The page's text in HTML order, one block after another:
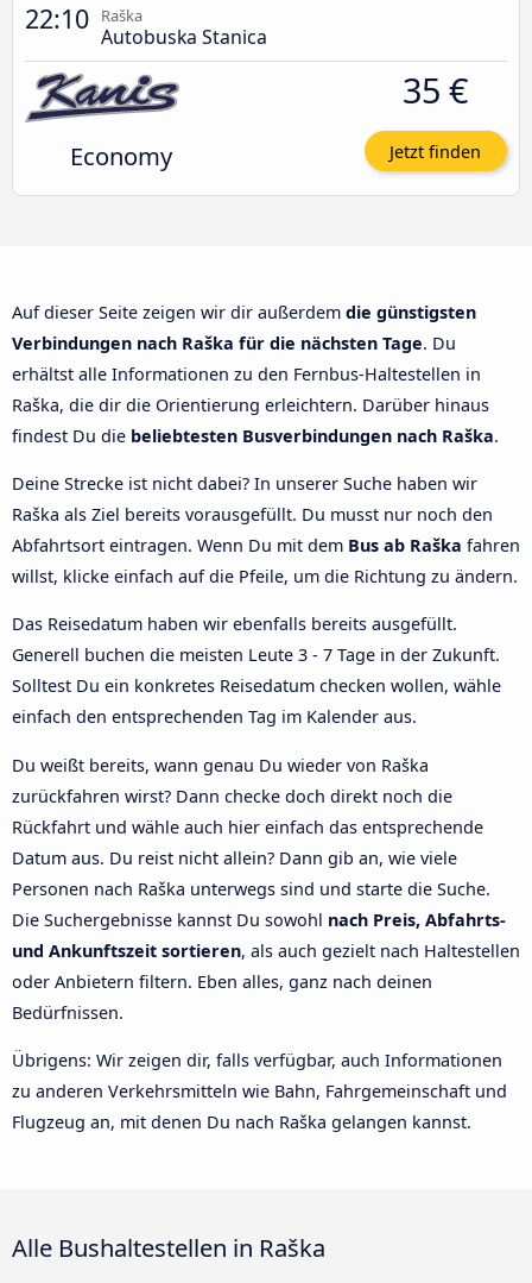
22:10 Raška
Autobuska Stanica
Economy
35 €
Jetzt finden
Auf dieser Seite zeigen wir dir außerdem die günstigsten
Verbindungen nach Raška für die nächsten Tage. Du
erhältst alle Informationen zu den Fernbus-Haltestellen in
Raška, die dir die Orientierung erleichtern. Darüber hinaus
findest Du die beliebtesten Busverbindungen nach Raška.
Deine Strecke ist nicht dabei? In unserer Suche haben wir
Raška als Ziel bereits vorausgefüllt. Du musst nur noch den
Abfahrtsort eintragen. Wenn Du mit dem Bus ab Raška fahren
willst, klicke einfach auf die Pfeile, um die Richtung zu ändern.
Das Reisedatum haben wir ebenfalls bereits ausgefüllt.
Generell buchen die meisten Leute 3 - 7 Tage in der Zukunft.
Solltest Du ein konkretes Reisedatum checken wollen, wähle
einfach den entsprechenden Tag im Kalender aus.
Du weißt bereits, wann genau Du wieder von Raška
zurückfahren wirst? Dann checke doch direkt noch die
Rückfahrt und wähle auch hier einfach das entsprechende
Datum aus. Du reist nicht allein? Dann gib an, wie viele
Personen nach Raška unterwegs sind und starte die Suche.
Die Suchergebnisse kannst Du sowohl nach Preis, Abfahrts-
und Ankunftszeit sortieren, als auch gezielt nach Haltestellen
oder Anbietern filtern. Eben alles, ganz nach deinen
Bedürfnissen.
Übrigens: Wir zeigen dir, falls verfügbar, auch Informationen
zu anderen Verkehrsmitteln wie Bahn, Fahrgemeinschaft und
Flugzeug an, mit denen Du nach Raška gelangen kannst.
Alle Bushaltestellen in Raška